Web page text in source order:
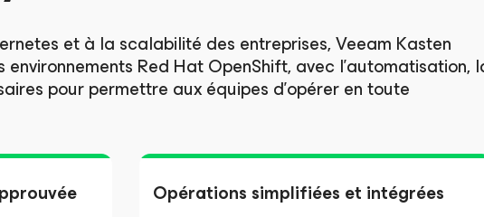
et à la scalabilité des entreprises, Veeam Kasten
Red Hat OpenShift, avec l’automatisation,
pour permettre aux équipes d’opérer en toute
Opérations simplifiées et intégrées